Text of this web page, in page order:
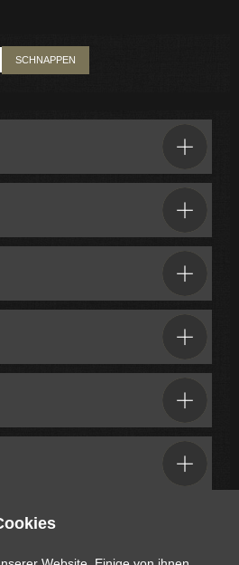
SCHNAPPEN
Partner